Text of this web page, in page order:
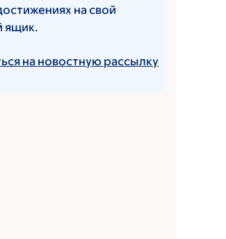
на свой
ящик.
на новостную рассылку